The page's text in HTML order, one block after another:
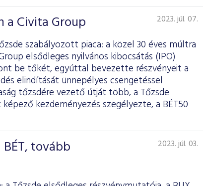
a Civita Group 2023. júl. 07.
szabályozott piaca: a közel 30 éves múltra
elsődleges nyilvános kibocsátás (IPO)
be tőkét, egyúttal bevezette részvényeit a
elindítását ünnepélyes csengetéssel
tőzsdére vezető útját több, a Tőzsde
kezdeményezés szegélyezte, a BÉT50
tovább
2023. júl. 03.